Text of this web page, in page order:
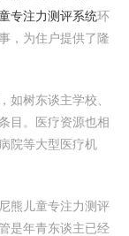
专注力测评系统环
，为住户提供了隆
如树东谈主学校、
目。医疗资源也相
院等大型医疗机
熊儿童专注力测评
是年青东谈主已经